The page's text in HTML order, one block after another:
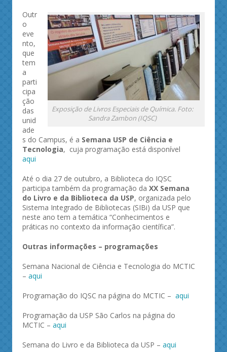
Exposição de Livros Especiais de Química. Foto:
Sandra Zambon (IQSC)
Outr
o
eve
nto,
que
tem
a
parti
cipa
ção
das
unid
ade
s do Campus, é a Semana USP de Ciência e
Tecnologia, cuja programação está disponível
aqui
Até o dia 27 de outubro, a Biblioteca do IQSC
participa também da programação da XX Semana
do Livro e da Biblioteca da USP, organizada pelo
Sistema Integrado de Bibliotecas (SIBi) da USP que
neste ano tem a temática “Conhecimentos e
práticas no contexto da informação científica”.
Outras informações – programações
Semana Nacional de Ciência e Tecnologia do MCTIC
– aqui
Programação do IQSC na página do MCTIC – aqui
Programação da USP São Carlos na página do
MCTIC – aqui
Semana do Livro e da Biblioteca da USP – aqui